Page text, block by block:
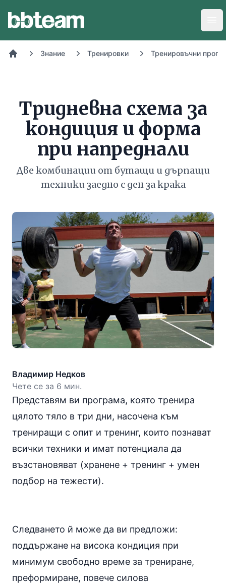
Знание Тренировки Тренировъчни
Тридневна схема за
кондиция и форма
при напреднали
Две комбинации от бутащи и дърпащи
техники заедно с ден за крака
Владимир Недков
Чете се за 6 мин.
Представям ви програма, която тренира
цялото тяло в три дни, насочена към
трениращи с опит и тренинг, които познават
всички техники и имат потенциала да
възстановяват (хранене + тренинг + умен
подбор на тежести).
Следването й може да ви предложи:
поддържане на висока кондиция при
минимум свободно време за трениране,
преформиране, повече силова